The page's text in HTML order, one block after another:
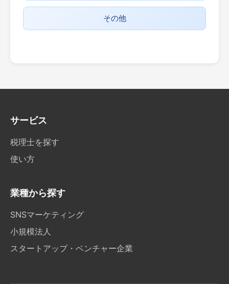
その他
サービス
税理士を探す
使い方
業種から探す
SNSマーケティング
小規模法人
スタートアップ・ベンチャー企業